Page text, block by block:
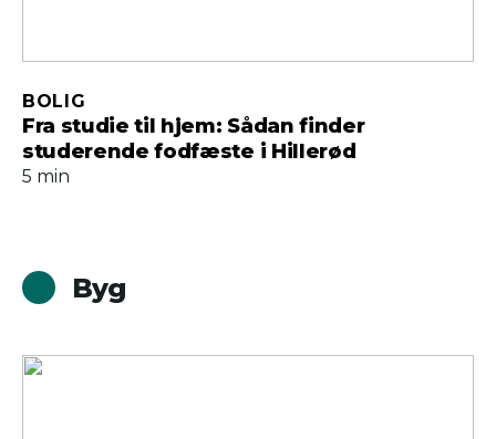
Fra studie til hjem: Sådan finder
studerende fodfæste i Hillerød
BOLIG
5 min
Byg